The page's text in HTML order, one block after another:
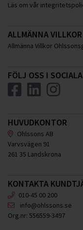
Läs om vår
ALLMÄNNA VILLKOR
Allmänna Villkor
FÖLJ OSS I
HUVUDKONTOR
Ohlssons AB
Varvsvägen 91
261 35 Landskrona
KONTAKTA
010-45 00 200
info@ohlssons.se
Org.nr: 556559-3497